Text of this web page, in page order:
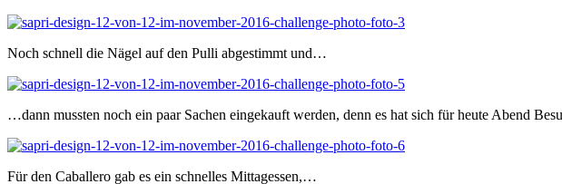
Noch schnell die Nägel auf den Pulli abgestimmt und…
…dann mussten noch ein paar Sachen eingekauft werden, denn es hat sich für heute Abend
Für den Caballero gab es ein schnelles Mittagessen,…